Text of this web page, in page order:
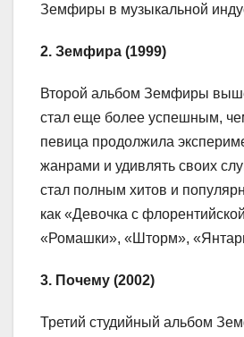
Земфиры в музыкальной
2. Земфира (1999)
Второй альбом Земфиры
стал еще более успешным,
певица продолжила
жанрами и удивлять своих
стал полным хитов и
как «Девочка с
«Ромашки», «Шторм»,
3. Почему (2002)
Третий студийный альбом